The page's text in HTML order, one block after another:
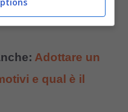
Stati Uniti.
Adottare un
e qual è il